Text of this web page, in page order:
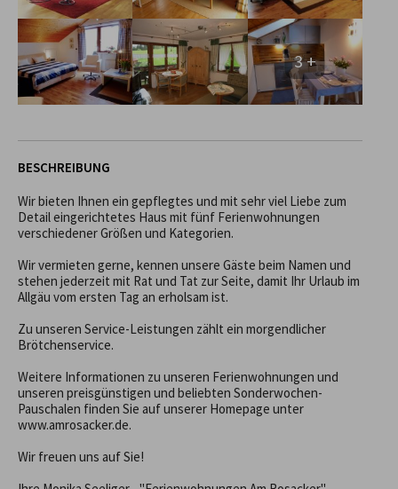
3 +
BESCHREIBUNG
Wir bieten Ihnen ein gepflegtes und mit sehr viel Liebe zum
Detail eingerichtetes Haus mit fünf Ferienwohnungen
verschiedener Größen und Kategorien.
Wir vermieten gerne, kennen unsere Gäste beim Namen und
stehen jederzeit mit Rat und Tat zur Seite, damit Ihr Urlaub im
Allgäu vom ersten Tag an erholsam ist.
Zu unseren Service-Leistungen zählt ein morgendlicher
Brötchenservice.
Weitere Informationen zu unseren Ferienwohnungen und
unseren preisgünstigen und beliebten Sonderwochen-
Pauschalen finden Sie auf unserer Homepage unter
www.amrosacker.de.
Wir freuen uns auf Sie!